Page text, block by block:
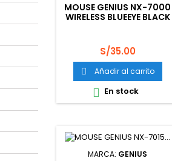
MOUSE GENIUS NX-7000
WIRELESS BLUEEYE BLACK
Precio
S/35.00
 Añadir al carrito
 En stock
MARCA: GENIUS